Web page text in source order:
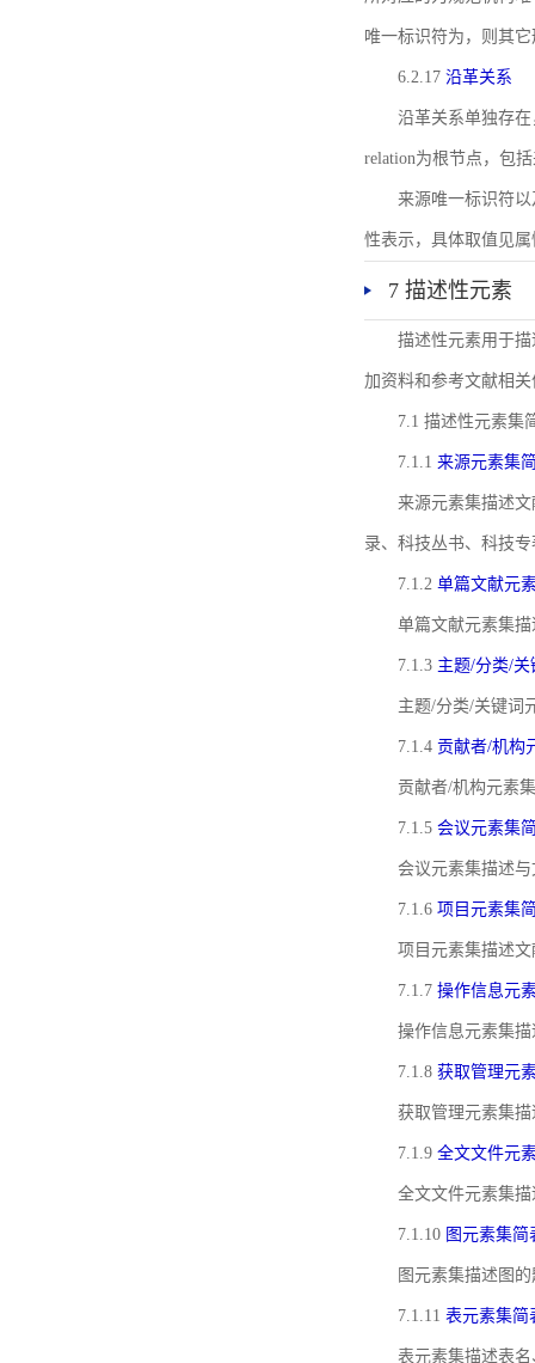
唯一标识符为，则其
6.2.17 沿革关系
沿革关系单独存
relation为根节点，包
来源唯一标识符以
性表示，具体取值见属
7 描述性元素
描述性元素用于
加资料和参考文献相
7.1 描述性元素集
7.1.1 来源元素集
来源元素集描述
录、科技丛书、科技
7.1.2 单篇文献元
单篇文献元素集
7.1.3 主题/分类/
主题/分类/关键词
7.1.4 贡献者/机构
贡献者/机构元素
7.1.5 会议元素集
会议元素集描述
7.1.6 项目元素集
项目元素集描述
7.1.7 操作信息元
操作信息元素集
7.1.8 获取管理元
获取管理元素集
7.1.9 全文文件元
全文文件元素集
7.1.10 图元素集简
图元素集描述图
7.1.11 表元素集简
表元素集描述表